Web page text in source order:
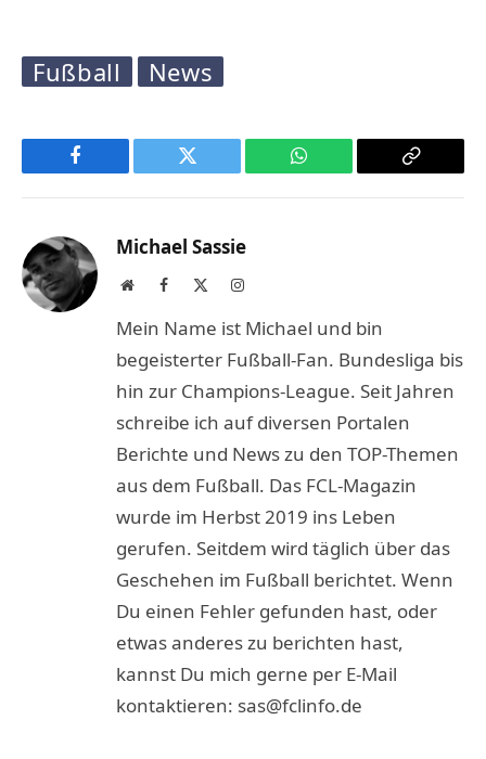
Fußball News
Facebook Twitter WhatsApp
Copy
Michael Sassie
WebsiteFacebook Instagram
Mein Name ist Michael und bin
begeisterter Fußball-Fan. Bundesliga bis
hin zur Champions-League. Seit Jahren
schreibe ich auf diversen Portalen
Berichte und News zu den TOP-Themen
aus dem Fußball. Das FCL-Magazin
wurde im Herbst 2019 ins Leben
gerufen. Seitdem wird täglich über das
Geschehen im Fußball berichtet. Wenn
Du einen Fehler gefunden hast, oder
etwas anderes zu berichten hast,
kannst Du mich gerne per E-Mail
kontaktieren: sas@fclinfo.de